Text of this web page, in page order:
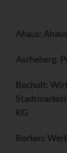
Ahaus:
Ascheberg:
Bocholt:
KG
Borken: